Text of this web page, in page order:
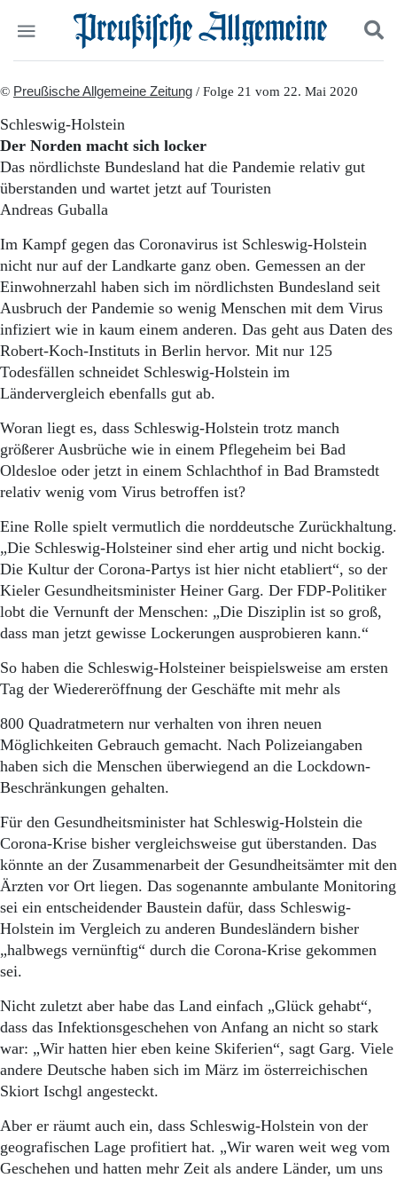
Start
Wer wir sind
Aktuelle Ausgabe
Abonnenten-Login
Abonnent werden
Abo Prämien
Archiv
Mediadaten
Politik
Panorama
Gesellschaft
Leben
Pommern
Berlin-Brandenburg
Schlesien
Danzig und Westpreußen
Bücher
Kontakt
Impressum
Datenschutz
Suchen und finden
© Preußische Allgemeine Zeitung / Folge 21 vom 22. Mai 2020
Schleswig-Holstein
Der Norden macht sich locker
Das nördlichste Bundesland hat die Pandemie relativ gut
überstanden und wartet jetzt auf Touristen
Andreas Guballa
Im Kampf gegen das Coronavirus ist Schleswig-Holstein
nicht nur auf der Landkarte ganz oben. Gemessen an der
Einwohnerzahl haben sich im nördlichsten Bundesland seit
Ausbruch der Pandemie so wenig Menschen mit dem Virus
infiziert wie in kaum einem anderen. Das geht aus Daten des
Robert-Koch-Instituts in Berlin hervor. Mit nur 125
Todesfällen schneidet Schleswig-Holstein im
Ländervergleich ebenfalls gut ab.
Woran liegt es, dass Schleswig-Holstein trotz manch
größerer Ausbrüche wie in einem Pflegeheim bei Bad
Oldesloe oder jetzt in einem Schlachthof in Bad Bramstedt
relativ wenig vom Virus betroffen ist?
Eine Rolle spielt vermutlich die norddeutsche Zurückhaltung.
„Die Schleswig-Holsteiner sind eher artig und nicht bockig.
Die Kultur der Corona-Partys ist hier nicht etabliert“, so der
Kieler Gesundheitsminister Heiner Garg. Der FDP-Politiker
lobt die Vernunft der Menschen: „Die Disziplin ist so groß,
dass man jetzt gewisse Lockerungen ausprobieren kann.“
So haben die Schleswig-Holsteiner beispielsweise am ersten
Tag der Wiedereröffnung der Geschäfte mit mehr als
800 Quadratmetern nur verhalten von ihren neuen
Möglichkeiten Gebrauch gemacht. Nach Polizeiangaben
haben sich die Menschen überwiegend an die Lockdown-
Beschränkungen gehalten.
Für den Gesundheitsminister hat Schleswig-Holstein die
Corona-Krise bisher vergleichsweise gut überstanden. Das
könnte an der Zusammenarbeit der Gesundheitsämter mit den
Ärzten vor Ort liegen. Das sogenannte ambulante Monitoring
sei ein entscheidender Baustein dafür, dass Schleswig-
Holstein im Vergleich zu anderen Bundesländern bisher
„halbwegs vernünftig“ durch die Corona-Krise gekommen
sei.
Nicht zuletzt aber habe das Land einfach „Glück gehabt“,
dass das Infektionsgeschehen von Anfang an nicht so stark
war: „Wir hatten hier eben keine Skiferien“, sagt Garg. Viele
andere Deutsche haben sich im März im österreichischen
Skiort Ischgl angesteckt.
Aber er räumt auch ein, dass Schleswig-Holstein von der
geografischen Lage profitiert hat. „Wir waren weit weg vom
Geschehen und hatten mehr Zeit als andere Länder, um uns